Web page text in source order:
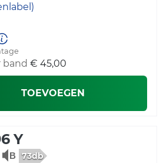
band € 45,00
TOEVOEGEN
Y
73db